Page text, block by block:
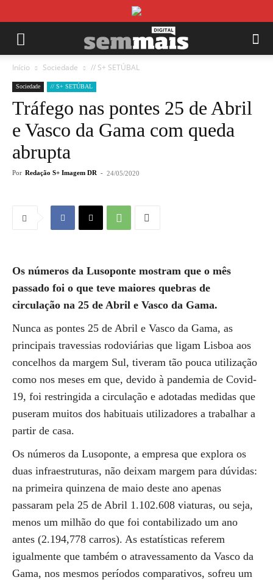
Início Sociedade // S+ SETÚBAL
Sociedade // S+ SETÚBAL
Tráfego nas pontes 25 de Abril
e Vasco da Gama com queda
abrupta
Por Redação S+ Imagem DR - 24/05/2020
Os números da Lusoponte mostram que o mês
passado foi o que teve maiores quebras de
circulação na 25 de Abril e Vasco da Gama.
Nunca as pontes 25 de Abril e Vasco da Gama, as
principais travessias rodoviárias que ligam Lisboa aos
concelhos da margem Sul, tiveram tão pouca utilização
como nos meses em que, devido à pandemia de Covid-
19, foi restringida a circulação e adotadas medidas que
puseram muitos dos habituais utilizadores a trabalhar a
partir de casa.
Os números da Lusoponte, a empresa que explora os
duas infraestruturas, não deixam margem para dúvidas:
na primeira quinzena de maio deste ano apenas
passaram pela 25 de Abril 1.102.608 viaturas, ou seja,
menos um milhão do que foi contabilizado um ano
antes (2.194,778 carros). As estatísticas referem
igualmente que também o atravessamento da Vasco da
Gama, nos mesmos períodos comparativos, sofreu um